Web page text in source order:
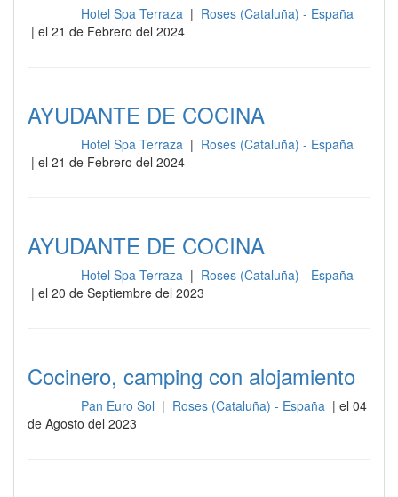
Hotel Spa Terraza | Roses (Cataluña) - España
| el 21 de Febrero del 2024
AYUDANTE DE COCINA
Hotel Spa Terraza | Roses (Cataluña) - España
| el 21 de Febrero del 2024
AYUDANTE DE COCINA
Hotel Spa Terraza | Roses (Cataluña) - España
| el 20 de Septiembre del 2023
Cocinero, camping con alojamiento
Pan Euro Sol | Roses (Cataluña) - España | el 04
de Agosto del 2023